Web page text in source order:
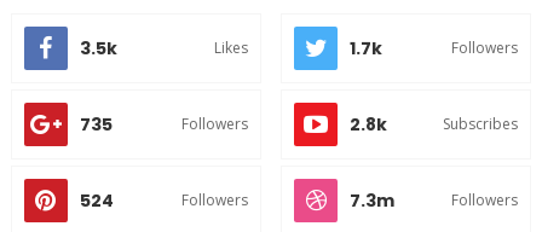
3.5k Likes 1.7k Followers
735 Followers 2.8k Subscribes
524 Followers 7.3m Followers